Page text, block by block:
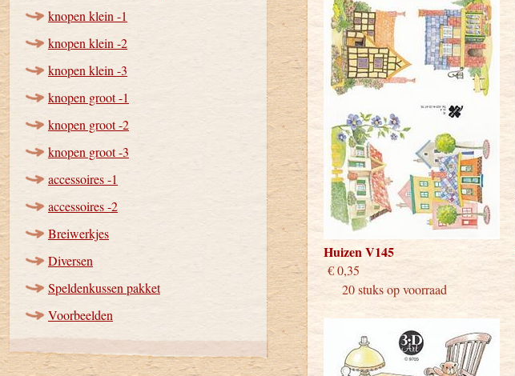
knopen klein -1
knopen klein -2
knopen klein -3
knopen groot -1
knopen groot -2
knopen groot -3
accessoires -1
accessoires -2
Breiwerkjes
Diversen
Speldenkussen pakket
Voorbeelden
Huizen V145
€ 0,35
20 stuks op voorraad